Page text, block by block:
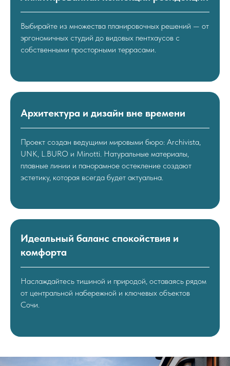
Выбирайте из множества планировочных решений — от
эргономичных студий до видовых пентхаусов с
собственными просторными террасами.
Архитектура и дизайн вне времени
Проект создан ведущими мировыми бюро: Archivista,
UNK, L.BURO и Minotti. Натуральные материалы,
плавные линии и панорамное остекление создают
эстетику, которая всегда будет актуальна.
Идеальный баланс спокойствия и
комфорта
Наслаждайтесь тишиной и природой, оставаясь рядом
от центральной набережной и ключевых объектов
Сочи.